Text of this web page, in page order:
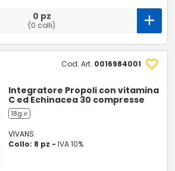
0 pz
(0 colli)
Cod. Art. 0016984001
Integratore Propoli con vitamina
C ed Echinacea 30 compresse
18g ℮
VIVANS
Collo: 8 pz -IVA 10%